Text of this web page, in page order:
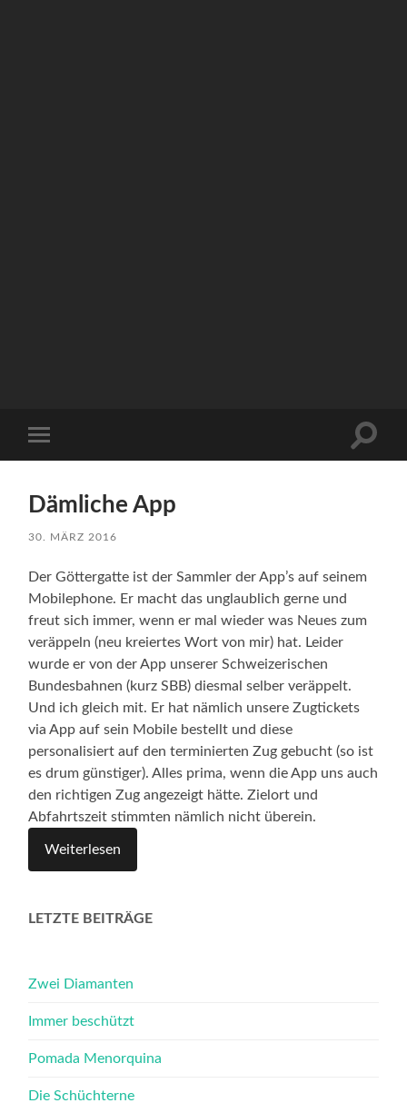
Menü
Dämliche App
30. MÄRZ 2016
Der Göttergatte ist der Sammler der App’s auf seinem
Mobilephone. Er macht das unglaublich gerne und
freut sich immer, wenn er mal wieder was Neues zum
veräppeln (neu kreiertes Wort von mir) hat. Leider
wurde er von der App unserer Schweizerischen
Bundesbahnen (kurz SBB) diesmal selber veräppelt.
Und ich gleich mit. Er hat nämlich unsere Zugtickets
via App auf sein Mobile bestellt und diese
personalisiert auf den terminierten Zug gebucht (so ist
es drum günstiger). Alles prima, wenn die App uns auch
den richtigen Zug angezeigt hätte. Zielort und
Abfahrtszeit stimmten nämlich nicht überein.
Weiterlesen
LETZTE BEITRÄGE
Zwei Diamanten
Immer beschützt
Pomada Menorquina
Die Schüchterne